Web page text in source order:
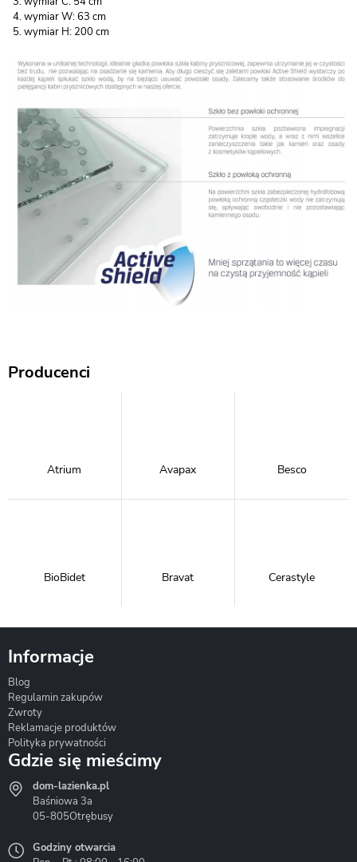
wymiar W: 63 cm
wymiar H: 200 cm
Producenci
Atrium Avapax Besco
BioBidet Bravat Cerastyle
Hydrostop
Informacje
Blog
Regulamin zakupów
Zwroty
Reklamacje produktów
Polityka prywatności
Gdzie się mieścimy
dom-lazienka.pl
Baśniowa 3a
05-805Otrębusy
Godziny otwarcia